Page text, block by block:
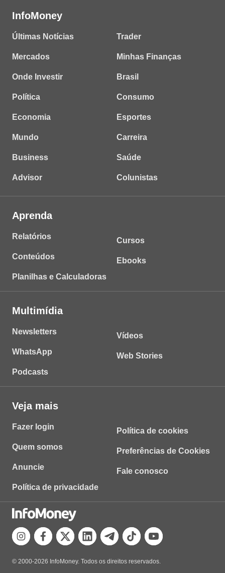
InfoMoney
Últimas Notícias
Mercados
Onde Investir
Política
Economia
Mundo
Business
Advisor
Trader
Minhas Finanças
Brasil
Consumo
Esportes
Carreira
Saúde
Colunistas
Aprenda
Relatórios
Conteúdos
Planilhas e Calculadoras
Cursos
Ebooks
Multimídia
Newsletters
WhatsApp
Podcasts
Vídeos
Web Stories
Veja mais
Fazer login
Quem somos
Anuncie
Política de privacidade
Política de cookies
Preferências de Cookies
Fale conosco
© 2000-2026 InfoMoney. Todos os direitos reservados.